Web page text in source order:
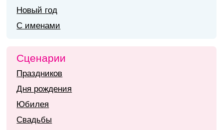
Новый год
С именами
Сценарии
Праздников
Дня рождения
Юбилея
Свадьбы